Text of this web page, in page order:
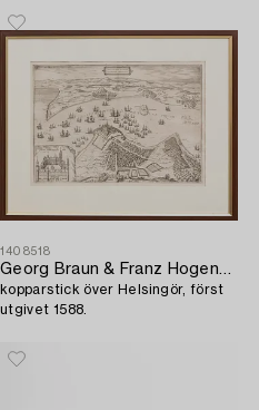
1408518
Georg Braun & Franz Hogenberg,
kopparstick över Helsingör, först
utgivet 1588.